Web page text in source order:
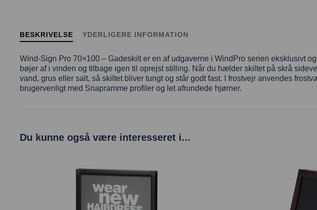
BESKRIVELSE YDERLIGERE INFORMATION
Wind-Sign Pro 70×100 – Gadeskilt er en af udgaverne i WindPro serien eksklusivt
bøjer af i vinden og tilbage igen til oprejst stilling. Når du hælder skiltet på skrå
vand, grus eller salt, så skiltet bliver tungt og står godt fast. I frostvejr anvendes
brugervenligt med Snapramme profiler og let afrundede hjørner.
Du kunne også være interesseret i...